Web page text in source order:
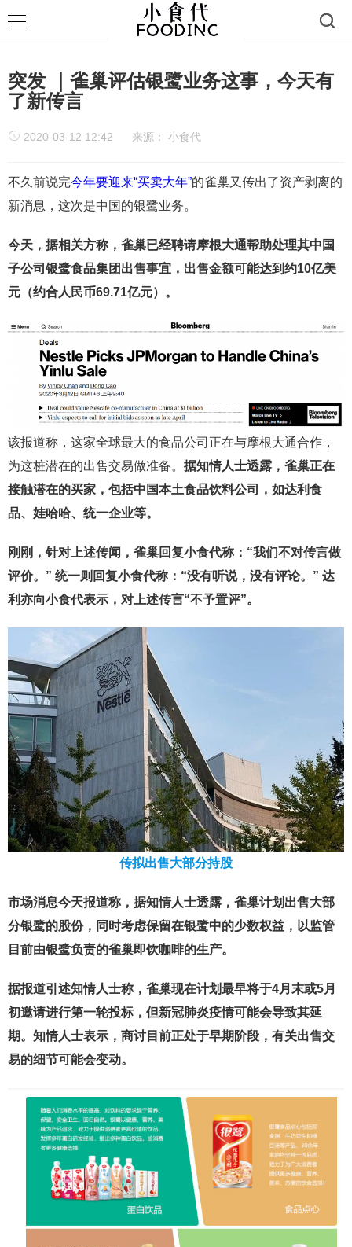
突发 ｜雀巢评估银鹭业务这事，今天有
了新传言
2020-03-12 12:42 来源： 小食代
不久前说完今年要迎来“买卖大年”的雀巢又传出了资产剥离的
新消息，这次是中国的银鹭业务。
今天，据相关方称，雀巢已经聘请摩根大通帮助处理其中国
子公司银鹭食品集团出售事宜，出售金额可能达到约10亿美
元（约合人民币69.71亿元）。
该报道称，这家全球最大的食品公司正在与摩根大通合作，
为这桩潜在的出售交易做准备。 据知情人士透露，雀巢正在
接触潜在的买家，包括中国本土食品饮料公司，如达利食
品、娃哈哈、统一企业等。
刚刚，针对上述传闻，雀巢回复小食代称：“我们不对传言做
评价。” 统一则回复小食代称：“没有听说，没有评论。” 达
利亦向小食代表示，对上述传言“不予置评”。
传拟出售大部分持股
市场消息今天报道称，据知情人士透露，雀巢计划出售大部
分银鹭的股份，同时考虑保留在银鹭中的少数权益，以监管
目前由银鹭负责的雀巢即饮咖啡的生产。
据报道引述知情人士称，雀巢现在计划最早将于4月末或5月
初邀请进行第一轮投标，但新冠肺炎疫情可能会导致其延
期。知情人士表示，商讨目前正处于早期阶段，有关出售交
易的细节可能会变动。